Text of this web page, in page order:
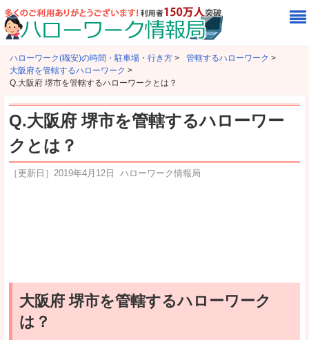
ハローワーク(職安)の時間・駐車場・行き方 > 管轄するハローワーク >
大阪府を管轄するハローワーク >
Q.大阪府 堺市を管轄するハローワークとは？
Q.大阪府 堺市を管轄するハローワー
クとは？
［更新日］ 2019年4月12日 ハローワーク情報局
大阪府 堺市を管轄するハローワーク
は？